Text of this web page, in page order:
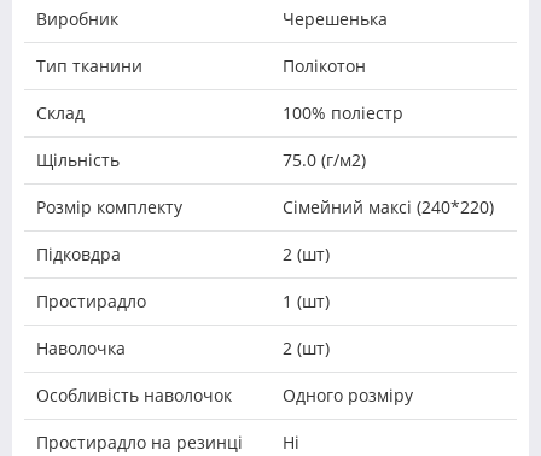
Виробник Черешенька
Тип тканини Полікотон
Склад 100% поліестр
Щільність 75.0 (г/м2)
Розмір комплекту Сімейний максі (240*220)
Підковдра 2 (шт)
Простирадло 1 (шт)
Наволочка 2 (шт)
Особливість наволочок Одного розміру
Простирадло на резинці Ні